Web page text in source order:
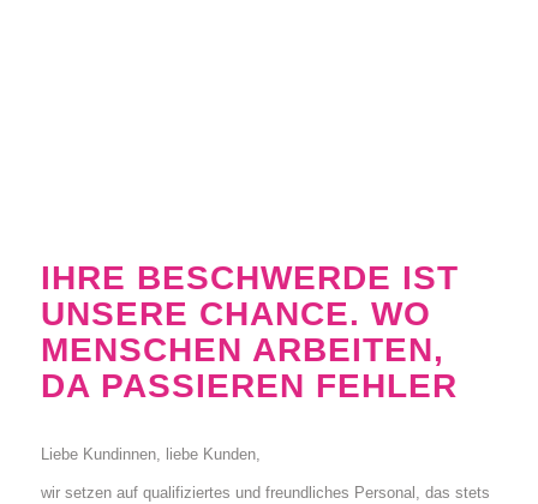
IHRE BESCHWERDE IST
UNSERE CHANCE. WO
MENSCHEN ARBEITEN,
DA PASSIEREN FEHLER
Liebe Kundinnen, liebe Kunden,
wir setzen auf qualifiziertes und freundliches Personal, das stets